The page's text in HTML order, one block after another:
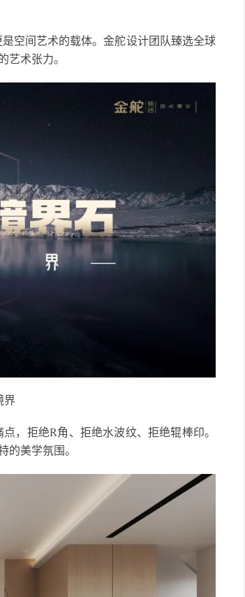
空间艺术的载体。金舵设计团队臻选全球
艺术张力。
界
，拒绝R角、拒绝水波纹、拒绝辊棒印。
的美学氛围。